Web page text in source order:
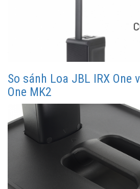
So sánh Loa JBL IRX One
One MK2